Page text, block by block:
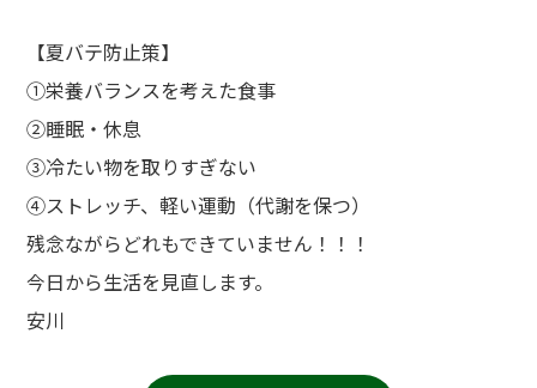
【夏バテ防止策】
①栄養バランスを考えた食事
②睡眠・休息
③冷たい物を取りすぎない
④ストレッチ、軽い運動（代謝を保つ）
残念ながらどれもできていません！！！
今日から生活を見直します。
安川